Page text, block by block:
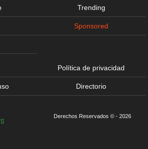
Trending
Sponsored
Política de privacidad
Directorio
Derechos Reservados © - 2026